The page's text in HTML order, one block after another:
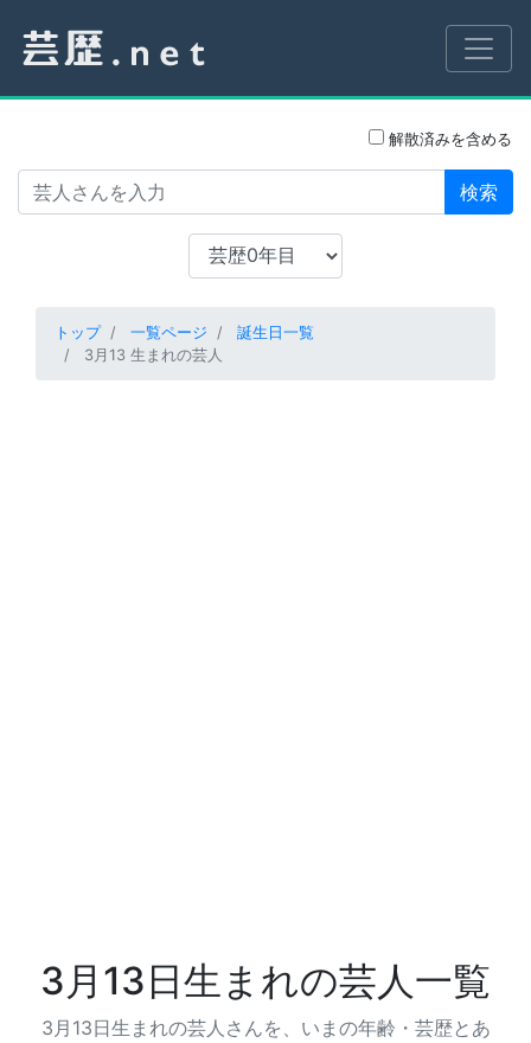
解散済みを含める
検索
トップ 一覧ページ
誕生日一覧
3月13 生まれの芸人
3月13日生まれの芸人一覧
3月13日生まれの芸人さんを、いまの年齢・芸歴とあ